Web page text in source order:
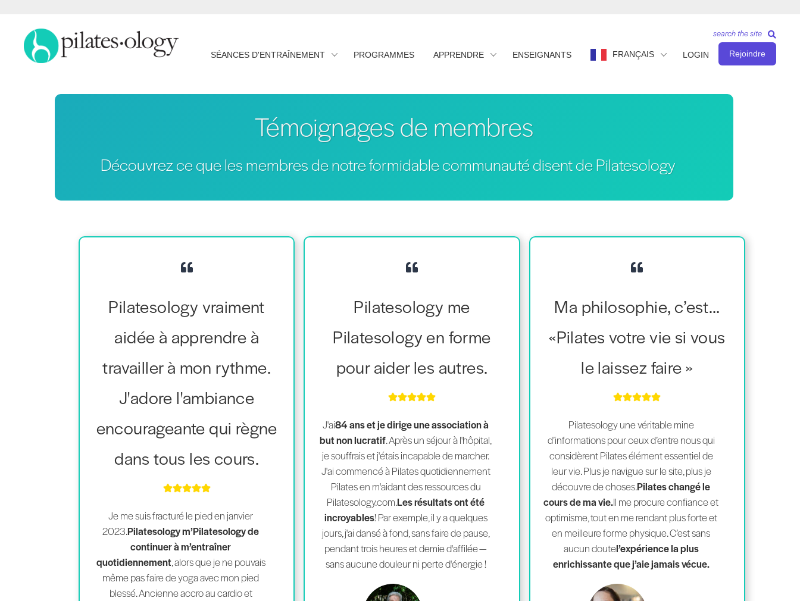
SÉANCES D'ENTRAÎNEMENT PROGRAMMES APPRENDRE ENSEIGNANTS FRANÇAIS LOGIN Rejoindre
search the site
Témoignages de membres
Découvrez ce que les membres de notre formidable communauté disent de Pilatesology
Pilatesology vraiment
aidée à apprendre à
travailler à mon rythme.
J'adore l'ambiance
encourageante qui règne
dans tous les cours.
Je me suis fracturé le pied en janvier
2023.Pilatesology m’Pilatesology de
continuer à m’entraîner
quotidiennement, alors que je ne pouvais
même pas faire de yoga avec mon pied
blessé. Ancienne accro au cardio et
Pilatesology me
Pilatesology en forme
pour aider les autres.
J'ai84 ans et je dirige une association à
but non lucratif. Après un séjour à l'hôpital,
je souffrais et j'étais incapable de marcher.
J'ai commencé à Pilates quotidiennement
Pilates en m'aidant des ressources du
Pilatesology.com.Les résultats ont été
incroyables! Par exemple, il y a quelques
jours, j'ai dansé à fond, sans faire de pause,
pendant trois heures et demie d'affilée —
sans aucune douleur ni perte d'énergie !
Ma philosophie, c’est…
«Pilates votre vie si vous
le laissez faire »
Pilatesology une véritable mine
d’informations pour ceux d’entre nous qui
considèrent Pilates élément essentiel de
leur vie. Plus je navigue sur le site, plus je
découvre de choses.Pilates changé le
cours de ma vie.Il me procure confiance et
optimisme, tout en me rendant plus forte et
en meilleure forme physique. C’est sans
aucun doutel’expérience la plus
enrichissante que j’aie jamais vécue.